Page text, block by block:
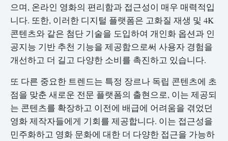
으며, 온라인 영화의 편리함과 접근성이 매우 매력적입
니다. 또한, 이러한 디지털 플랫폼은 고화질 재생 및 4K
콘텐츠와 같은 첨단 기술을 도입하여 개인화 옵션과 인
공지능 기반 추천 기능을 제공함으로써 사용자 경험을
개선하고 더 길고 다양한 소비를 촉진하고 있습니다.
또 다른 중요한 트렌드는 특정 장르나 독립 콘텐츠에 초
점을 맞춘 새로운 전문 플랫폼의 출현으로, 이는 제공되
는 콘텐츠를 확장하고 이전에 배급에 어려움을 겪었던
영화 제작자들에게 기회를 제공합니다. 이는 접근성을
민주화하고 영화 문화에 대한 더 다양한 접근을 가능하